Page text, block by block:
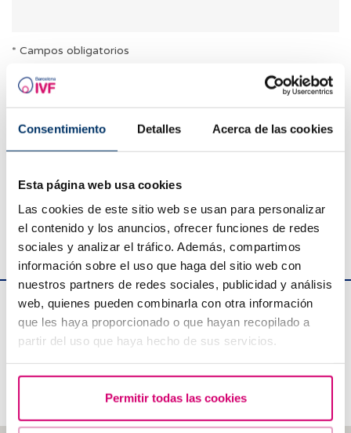
Consentimiento Detalles Acerca de las cookies
Esta página web usa cookies
Las cookies de este sitio web se usan para personalizar
el contenido y los anuncios, ofrecer funciones de redes
sociales y analizar el tráfico. Además, compartimos
información sobre el uso que haga del sitio web con
nuestros partners de redes sociales, publicidad y análisis
web, quienes pueden combinarla con otra información
que les haya proporcionado o que hayan recopilado a
partir del uso que haya hecho de sus servicios.
Permitir todas las cookies
* Campos obligatorios
Consiento el tratamiento de mis datos y acepto la
política de privacidad
Atender a su solicitud de información y/o consulta profesional. Ponernos en contacto con
sobre los servicios profesionales. Canalizar los envíos de información comercial y/o
promocional, así como circulares informativas. Legitimación: Consentimiento del interesado.
Destinatarios: No se cederán datos a terceros, salvo obligación legal. Derechos: Acceso,
rectificación, limitación, supresión, portabilidad y oposición, así como otros derechos.
Procedencia: Propio interesado.
Edificio Planetarium
Escoles Pies 103,
Barcelona 08017 (España)
Tel:+34 934 176 916
info@bcnivf.com